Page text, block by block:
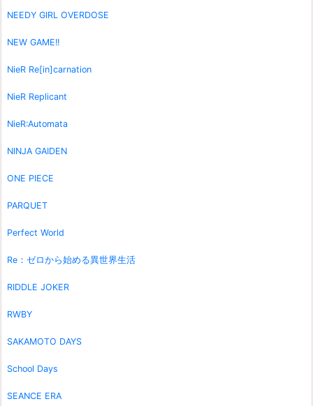
NEEDY GIRL OVERDOSE
NEW GAME!!
NieR Re[in]carnation
NieR Replicant
NieR:Automata
NINJA GAIDEN
ONE PIECE
PARQUET
Perfect World
Re：ゼロから始める異世界生活
RIDDLE JOKER
RWBY
SAKAMOTO DAYS
School Days
SEANCE ERA